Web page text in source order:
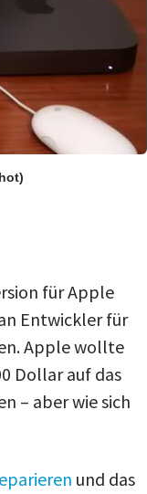
für Apple
Entwickler für
Apple wollte
Dollar auf das
– aber wie sich
und das